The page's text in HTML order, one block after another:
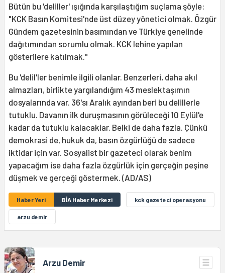
Bütün bu 'deliller' ışığında karşılaştığım suçlama şöyle:
"KCK Basın Komitesi'nde üst düzey yönetici olmak. Özgür
Gündem gazetesinin basımından ve Türkiye genelinde
dağıtımından sorumlu olmak. KCK lehine yapılan
gösterilere katılmak."
Bu 'delil'ler benimle ilgili olanlar. Benzerleri, daha akıl
almazları, birlikte yargılandığım 43 meslektaşımın
dosyalarında var. 36'sı Aralık ayından beri bu delillerle
tutuklu. Davanın ilk duruşmasının görüleceği 10 Eylül'e
kadar da tutuklu kalacaklar. Belki de daha fazla. Çünkü
demokrasi de, hukuk da, basın özgürlüğü de sadece
iktidar için var. Sosyalist bir gazeteci olarak benim
yapacağım ise daha fazla özgürlük için gerçeğin peşine
düşmek ve gerçeği göstermek. (AD/AS)
Haber Yeri BİA Haber Merkezi kck gazeteci operasyonu
arzu demir
Arzu Demir